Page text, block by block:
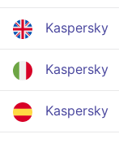
Kaspersky
Kaspersky
Kaspersky